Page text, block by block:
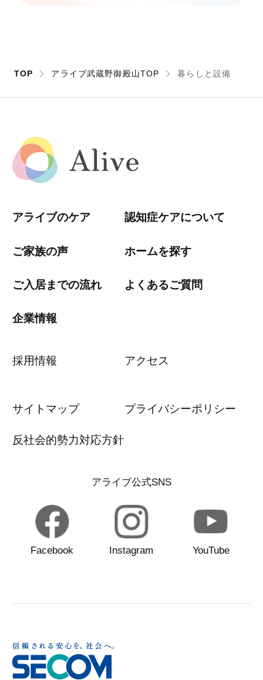
TOP アライブ武蔵野御殿山TOP 暮らしと設備
アライブのケア 認知症ケアについて
ご家族の声 ホームを探す
ご入居までの流れ よくあるご質問
企業情報
採用情報 アクセス
サイトマップ プライバシーポリシー
反社会的勢力対応方針
アライブ公式SNS
Facebook Instagram YouTube